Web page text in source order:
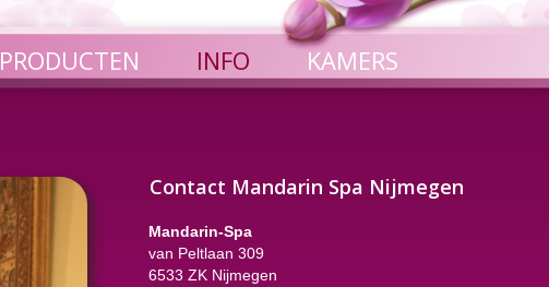
Contact Mandarin Spa Nijmegen
Mandarin-Spa
van Peltlaan 309
6533 ZK Nijmegen
PRODUCTEN INFO KAMERS